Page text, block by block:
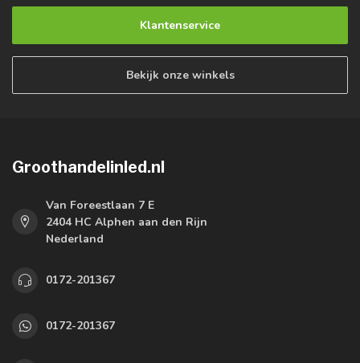
Klantenservice
Bekijk onze winkels
Groothandelinled.nl
Van Foreestlaan 7 E
2404 HC Alphen aan den Rijn
Nederland
0172-201367
0172-201367